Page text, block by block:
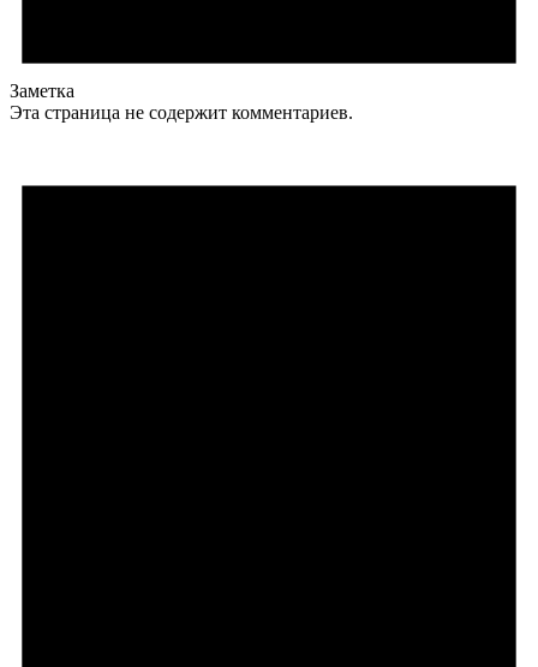
Заметка
Эта страница не содержит комментариев.